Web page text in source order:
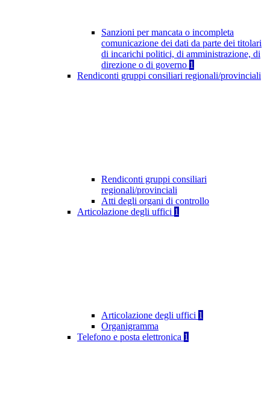
Sanzioni per mancata o incompleta
comunicazione dei dati da parte dei titolari
di incarichi politici, di amministrazione, di
direzione o di governo 1
Rendiconti gruppi consiliari regionali/provinciali
Rendiconti gruppi consiliari
regionali/provinciali
Atti degli organi di controllo
Articolazione degli uffici 1
Articolazione degli uffici 1
Organigramma
Telefono e posta elettronica 1